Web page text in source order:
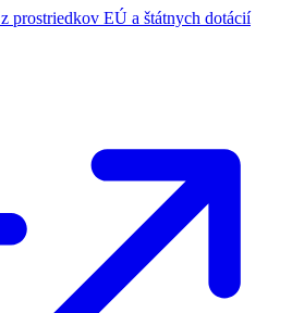
prostriedkov EÚ a štátnych dotácií